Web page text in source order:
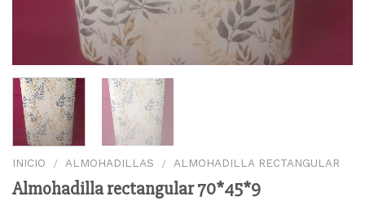
INICIO / ALMOHADILLAS / ALMOHADILLA RECTANGULAR
Almohadilla rectangular 70*45*9